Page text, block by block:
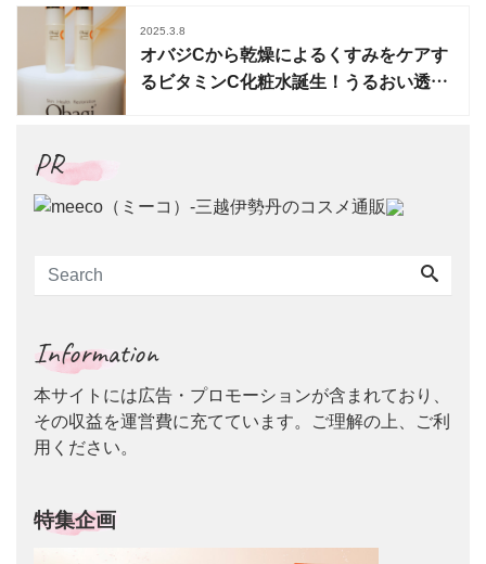
2025.3.8
オバジCから乾燥によるくすみをケアす
るビタミンC化粧水誕生！うるおい透明
PR
Information
本サイトには広告・プロモーションが含まれており、
その収益を運営費に充てています。ご理解の上、ご利
用ください。
特集企画